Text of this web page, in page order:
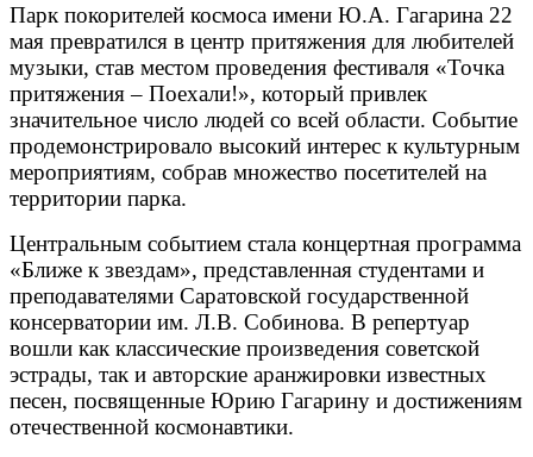
Парк покорителей космоса имени Ю.А. Гагарина 22
мая превратился в центр притяжения для любителей
музыки, став местом проведения фестиваля «Точка
притяжения – Поехали!», который привлек
значительное число людей со всей области. Событие
продемонстрировало высокий интерес к культурным
мероприятиям, собрав множество посетителей на
территории парка.
Центральным событием стала концертная программа
«Ближе к звездам», представленная студентами и
преподавателями Саратовской государственной
консерватории им. Л.В. Собинова. В репертуар
вошли как классические произведения советской
эстрады, так и авторские аранжировки известных
песен, посвященные Юрию Гагарину и достижениям
отечественной космонавтики.